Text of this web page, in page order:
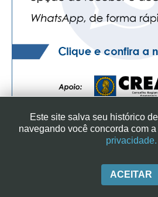
SINDICATO DOS ENGENHEIROS NO
|+ 55 (11) 3113-2600
Este site salva seu histórico
navegando você concorda com
privacidade.
ACEITAR